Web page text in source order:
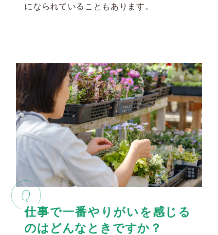
になられていることもあります。
Q
仕事で一番やりがいを感じる
のは どんなときですか？